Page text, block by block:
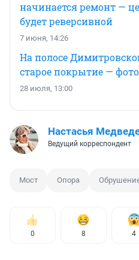
начинается ремонт —
будет реверсивной
7 июня, 14:26
На полосе
старое покрытие —
28 июля, 13:00
Настасья
Ведущий корреспондент
Мост Опора
0 8 4